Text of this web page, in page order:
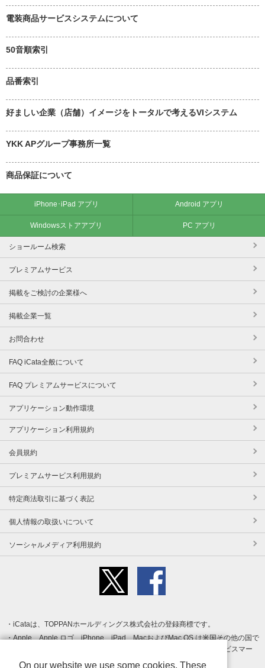
電装商品サービスシステムについて
50音順索引
品番索引
好ましい企業（店舗）イメージをトータルで考えるVIシステム
YKK APグループ事務所一覧
商品保証について
iPhone･iPad アプリ Android アプリ
Windowsストアアプリ PC アプリ
ショールーム検索
プレミアムサービス
掲載をご検討の企業様へ
掲載企業一覧
お問合わせ
FAQ iCata全般について
FAQ プレミアムサービスについて
アプリケーション動作環境
アプリケーション利用規約
会員規約
プレミアムサービス利用規約
特定商法取引に基づく表記
個人情報の取扱いについて
ソーシャルメディア利用規約
iCataは、TOPPANホールディングス株式会社の登録商標です。
Apple、Apple ロゴ、iPhone、iPad、MacおよびMac OS は米国その他の国で
登録された Apple Inc. の商標です。App Store は Apple Inc. のサービスマー
クです。
On our website we use some cookies. These